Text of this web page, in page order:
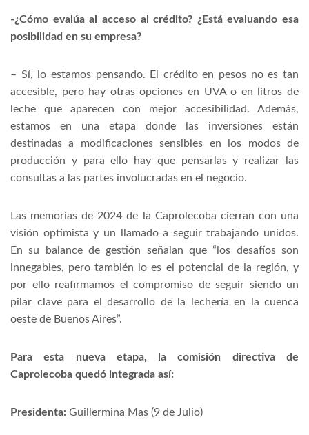
-¿Cómo evalúa al acceso al crédito? ¿Está evaluando esa
posibilidad en su empresa?
– Sí, lo estamos pensando. El crédito en pesos no es tan
accesible, pero hay otras opciones en UVA o en litros de
leche que aparecen con mejor accesibilidad. Además,
estamos en una etapa donde las inversiones están
destinadas a modificaciones sensibles en los modos de
producción y para ello hay que pensarlas y realizar las
consultas a las partes involucradas en el negocio.
Las memorias de 2024 de la Caprolecoba cierran con una
visión optimista y un llamado a seguir trabajando unidos.
En su balance de gestión señalan que “los desafíos son
innegables, pero también lo es el potencial de la región, y
por ello reafirmamos el compromiso de seguir siendo un
pilar clave para el desarrollo de la lechería en la cuenca
oeste de Buenos Aires”.
Para esta nueva etapa, la comisión directiva de
Caprolecoba quedó integrada así:
Presidenta: Guillermina Mas (9 de Julio)